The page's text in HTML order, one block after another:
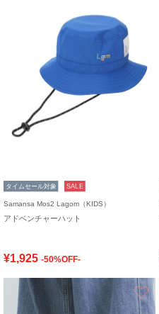
タイムセール対象 SALE
Samansa Mos2 Lagom（KIDS）
アドベンチャーハット
¥1,925 -50%OFF-